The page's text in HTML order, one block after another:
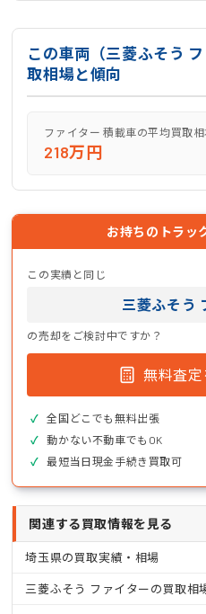
この車両（三菱ふそう
取相場と傾向
ファイター 積載車の平均買取相
218万円
お持ちのトラッ
この実績と同じ
三菱ふそう
の売却をご検討中ですか？
無料査
全国どこでも無料出張
動かない不動車でもOK
最短当日現金手続き買取可
関連する買取情報を見る
埼玉県の買取実績・相場
三菱ふそう ファイターの買取相